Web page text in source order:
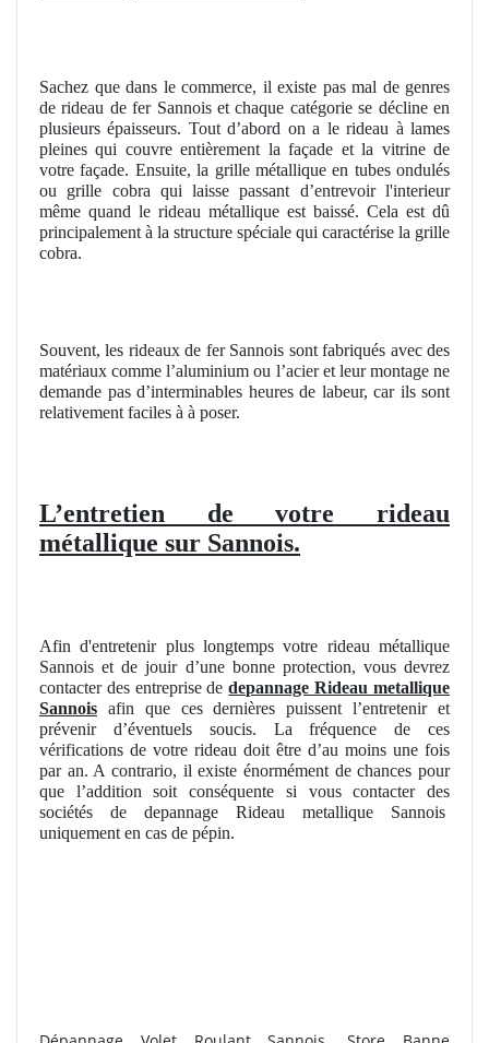
Sachez que dans le commerce, il existe pas mal de genres
de rideau de fer Sannois et chaque catégorie se décline en
plusieurs épaisseurs. Tout d’abord on a le rideau à lames
pleines qui couvre entièrement la façade et la vitrine de
votre façade. Ensuite, la grille métallique en tubes ondulés
ou grille cobra qui laisse passant d’entrevoir l'interieur
même quand le rideau métallique est baissé. Cela est dû
principalement à la structure spéciale qui caractérise la grille
cobra.
Souvent, les rideaux de fer Sannois sont fabriqués avec des
matériaux comme l’aluminium ou l’acier et leur montage ne
demande pas d’interminables heures de labeur, car ils sont
relativement faciles à à poser.
L’entretien de votre rideau
métallique sur Sannois.
Afin d'entretenir plus longtemps votre rideau métallique
Sannois et de jouir d’une bonne protection, vous devrez
contacter des entreprise dedepannage Rideau metallique
Sannois afin que ces dernières puissent l’entretenir et
prévenir d’éventuels soucis. La fréquence de ces
vérifications de votre rideau doit être d’au moins une fois
par an. A contrario, il existe énormément de chances pour
que l’addition soit conséquente si vous contacter des
sociétés de depannage Rideau metallique Sannois
uniquement en cas de pépin.